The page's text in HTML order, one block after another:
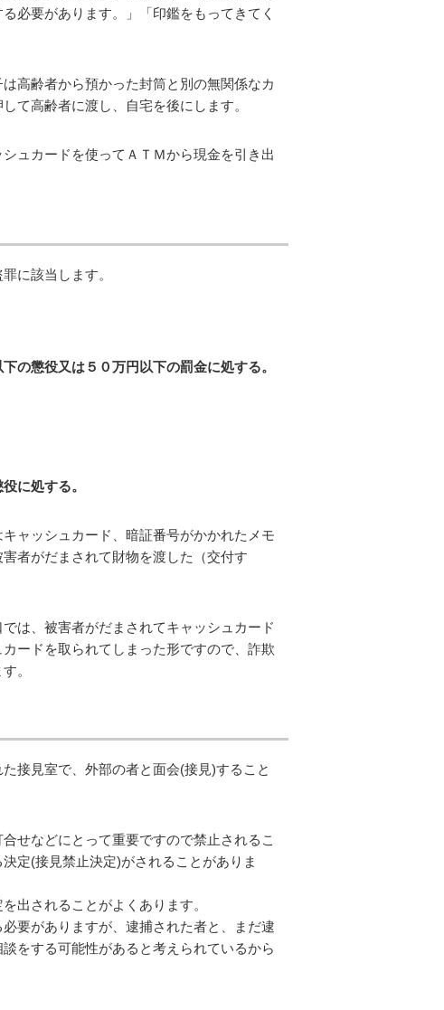
必要があります。」「印鑑をもってきてく
高齢者から預かった封筒と別の無関係なカ
て高齢者に渡し、自宅を後にします。
ュカードを使ってＡＴＭから現金を引き出
に該当します。
の懲役又は５０万円以下の罰金に処する。
に処する。
ャッシュカード、暗証番号がかかれたメモ
者がだまされて財物を渡した（交付す
は、被害者がだまされてキャッシュカード
ードを取られてしまった形ですので、詐欺
。
接見室で、外部の者と面会(接見)すること
せなどにとって重要ですので禁止されるこ
定(接見禁止決定)がされることがありま
出されることがよくあります。
要がありますが、逮捕された者と、まだ逮
をする可能性があると考えられているから